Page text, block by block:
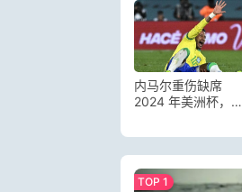
内马尔重伤缺席
2024 年美洲杯，巴